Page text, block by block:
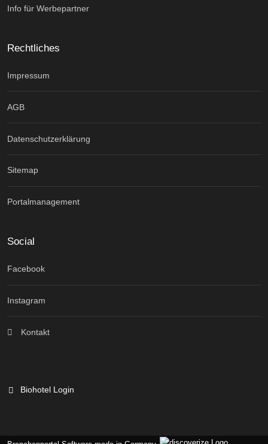
Info für Werbepartner
Rechtliches
Impressum
AGB
Datenschutzerklärung
Sitemap
Portalmanagement
Social
Facebook
Instagram
Kontakt
Biohotel Login